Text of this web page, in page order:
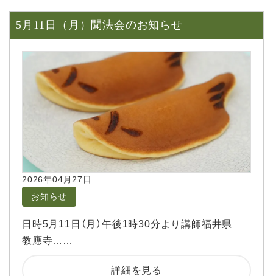
5月11日（月）聞法会のお知らせ
2026年04月27日
お知らせ
日時5月11日（月）午後1時30分より講師福井県
教應寺……
詳細を見る